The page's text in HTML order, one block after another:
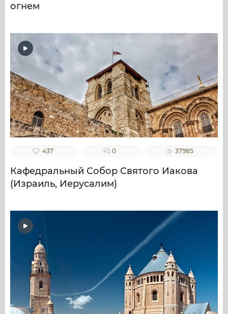
огнем
437 0 37985
Кафедральный Собор Святого Иакова
(Израиль, Иерусалим)